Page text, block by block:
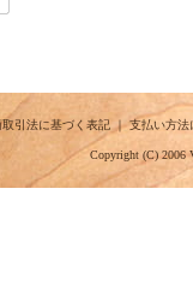
引法に基づく表記｜支払い方法
Copyright (C) 2006